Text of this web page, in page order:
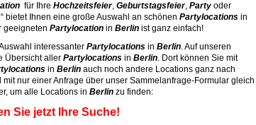
für Ihre Hochzeitsfeier, Geburtstagsfeier, Party oder
bietet Ihnen eine große Auswahl an schönen Partylocations in
geeigneten Partylocation in Berlin ist ganz einfach!
interessanter Partylocations in Berlin. Auf unseren
Übersicht aller Partylocations in Berlin. Dort können Sie mit
in Berlin auch noch andere Locations ganz nach
nur einer Anfrage über unser Sammelanfrage-Formular gleich
um alle Locations in Berlin zu finden:
Sie jetzt Ihre Suche!